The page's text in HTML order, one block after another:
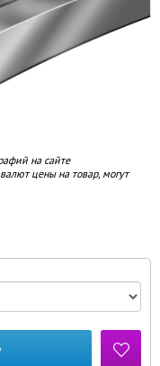
на сайте
цены на товар, могут